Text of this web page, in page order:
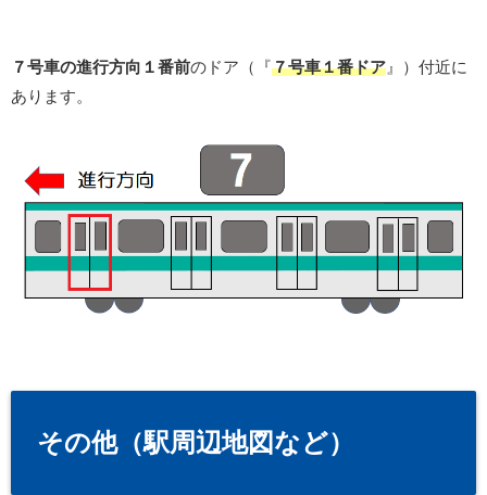
７号車の進行方向１番前のドア（『７号車１番ドア 』）付近に
あります。
その他（駅周辺地図など）